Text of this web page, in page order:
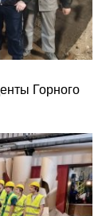
Горного